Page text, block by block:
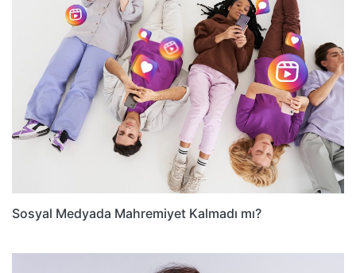
Sosyal Medyada Mahremiyet Kalmadı mı?